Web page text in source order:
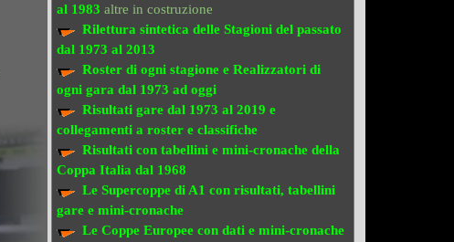
al 1983 altre in costruzione
Rilettura sintetica delle Stagioni del passato
dal 1973 al 2013
Roster di ogni stagione e Realizzatori di
ogni gara dal 1973 ad oggi
Risultati gare dal 1973 al 2019 e
collegamenti a roster e classifiche
Risultati con tabellini e mini-cronachedella
Coppa Italia dal 1968
Le Supercoppe di A1 con risultati, tabellini
gare e mini-cronache
Le Coppe Europee con dati e mini-cronache